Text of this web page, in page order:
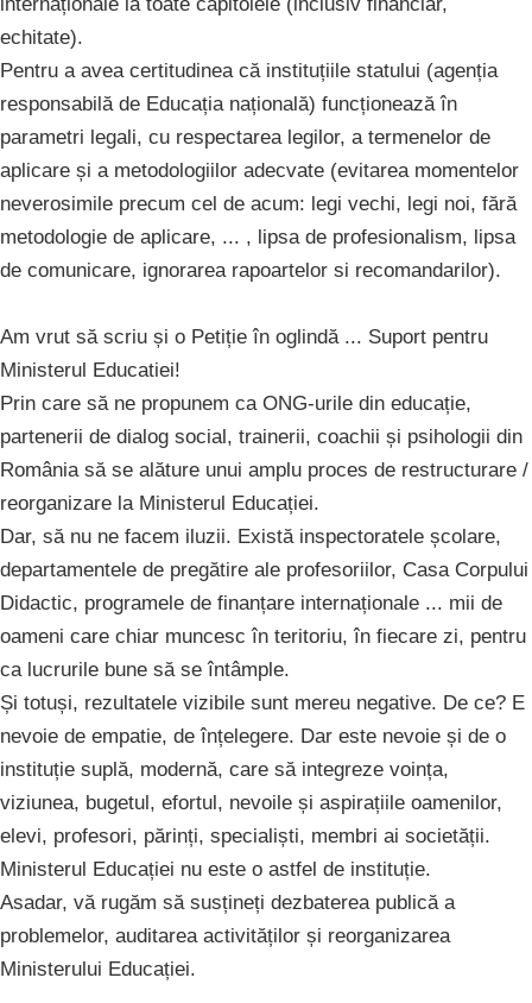
echitate).
Pentru a avea certitudinea că instituțiile statului (agenția
responsabilă de Educația națională) funcționează în
parametri legali, cu respectarea legilor, a termenelor de
aplicare și a metodologiilor adecvate (evitarea momentelor
neverosimile precum cel de acum: legi vechi, legi noi, fără
metodologie de aplicare, ... , lipsa de profesionalism, lipsa
de comunicare, ignorarea rapoartelor si recomandarilor).
Am vrut să scriu și o Petiție în oglindă ... Suport pentru
Ministerul Educatiei!
Prin care să ne propunem ca ONG-urile din educație,
partenerii de dialog social, trainerii, coachii și psihologii din
România să se alăture unui amplu proces de restructurare /
reorganizare la Ministerul Educației.
Dar, să nu ne facem iluzii. Există inspectoratele școlare,
departamentele de pregătire ale profesoriilor, Casa Corpului
Didactic, programele de finanțare internaționale ... mii de
oameni care chiar muncesc în teritoriu, în fiecare zi, pentru
ca lucrurile bune să se întâmple.
Și totuși, rezultatele vizibile sunt mereu negative. De ce? E
nevoie de empatie, de înțelegere. Dar este nevoie și de o
instituție suplă, modernă, care să integreze voința,
viziunea, bugetul, efortul, nevoile și aspirațiile oamenilor,
elevi, profesori, părinți, specialiști, membri ai societății.
Ministerul Educației nu este o astfel de instituție.
Asadar, vă rugăm să susțineți dezbaterea publică a
problemelor, auditarea activităților și reorganizarea
Ministerului Educației.